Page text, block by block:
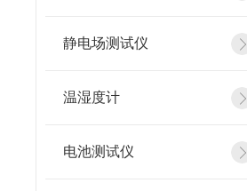
静电场测试仪
温湿度计
电池测试仪